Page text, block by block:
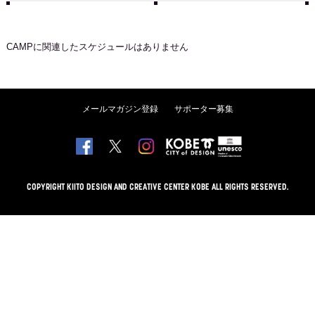
CAMPに関連したスケジュールはありません
メールマガジン登録 サポーター募集
COPYRIGHT KIITO DESIGN AND CREATIVE CENTER KOBE ALL RIGHTS RESERVED.